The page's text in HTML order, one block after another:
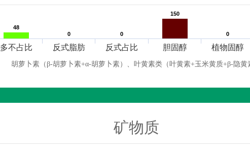
胡萝卜素（β-胡萝卜素+α-胡萝卜素）、叶黄素类（叶黄素+玉米黄质+β-隐黄
48
48
0
0 0
0
150
150
0
0
多不占比 反式脂肪 反式占比 胆固醇 植物固醇
矿物质